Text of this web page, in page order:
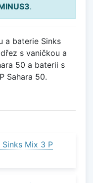
.
a baterie Sinks
s vaničkou a
50 a baterii s
Sahara 50.
Mix 3 P